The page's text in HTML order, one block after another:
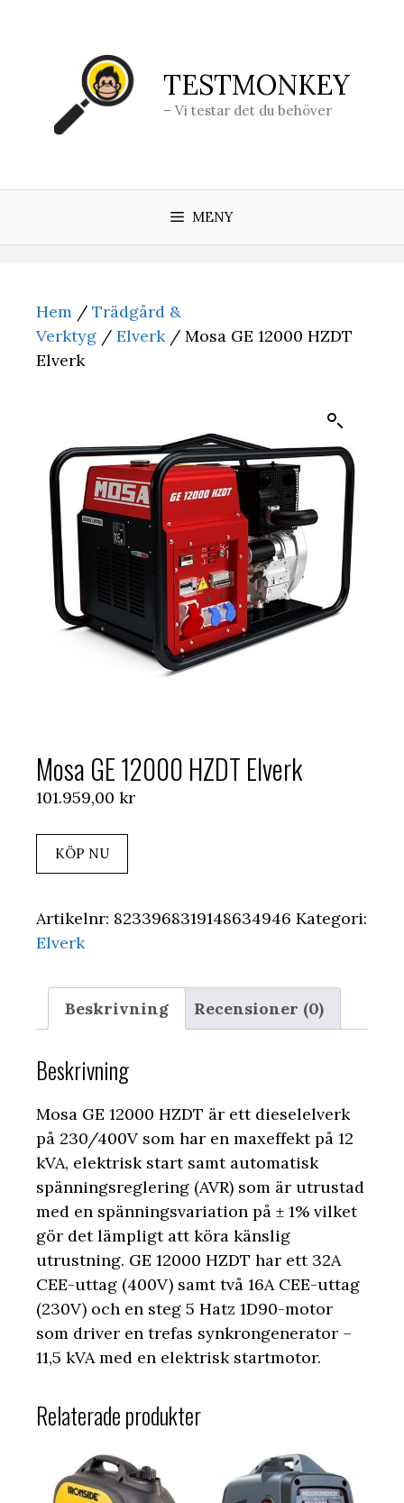
TESTMONKEY
– Vi testar det du behöver
MENY
Hem / Trädgård &
Verktyg / Elverk/ Mosa GE 12000 HZDT
Elverk
Mosa GE 12000 HZDT Elverk
101.959,00 kr
KÖP NU
Artikelnr: 8233968319148634946 Kategori:
Elverk
Beskrivning Recensioner (0)
Beskrivning
Mosa GE 12000 HZDT är ett dieselelverk
på 230/400V som har en maxeffekt på 12
kVA, elektrisk start samt automatisk
spänningsreglering (AVR) som är utrustad
med en spänningsvariation på ± 1% vilket
gör det lämpligt att köra känslig
utrustning. GE 12000 HZDT har ett 32A
CEE-uttag (400V) samt två 16A CEE-uttag
(230V) och en steg 5 Hatz 1D90-motor
som driver en trefas synkrongenerator –
11,5 kVA med en elektrisk startmotor.
Relaterade produkter